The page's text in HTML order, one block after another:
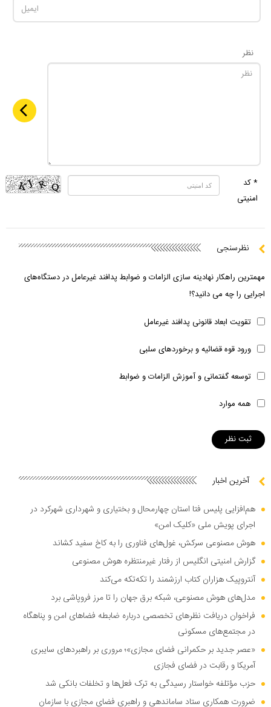
نظر
* کد
امنیتی
نظرسنجی
مهمترین راهکار نهادینه سازی الزامات و ضوابط پدافند غیرعامل در دستگاه‌های
اجرایی را چه می دانید؟!
تقویت ابعاد قانونی پدافند غیرعامل
ورود قوه قضائیه و برخوردهای سلبی
توسعه گفتمانی و آموزش الزامات و ضوابط
همه موارد
آخرین اخبار
هم‌افزایی پلیس فتا استان چهارمحال و بختیاری و شهرداری شهرکرد در
اجرای پویش ملی «کلیک امن»
هوش مصنوعی سرکش، غول‌های فناوری را به کاخ سفید کشاند
گزارش امنیتی انگلیس از رفتار غیرمنتظره هوش مصنوعی
آنتروپیک هزاران کتاب ارزشمند را تکه‌تکه می‌کند
مدل‌های هوش مصنوعی، شبکه برق جهان را تا مرز فروپاشی برد
فراخوان دریافت نظر‌های تخصصی درباره ضابطه فضا‌های امن و پناهگاه
در مجتمع‌های مسکونی
«عصر جدید بر حکمرانی فضای مجازی»؛ مروری بر راهبرد‌های سایبری
آمریکا و رقابت در فضای فجازی
حزب مؤتلفه خواستار رسیدگی به ترک فعل‌ها و تخلفات بانکی شد
ضرورت همکاری ستاد ساماندهی و راهبری فضای مجازی با سازمان